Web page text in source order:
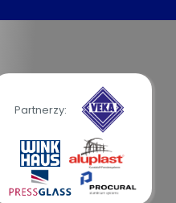
Partnerzy: